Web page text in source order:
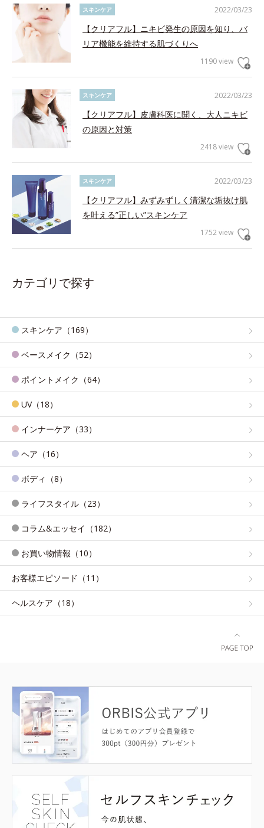
2022/03/23
スキンケア
【クリアフル】ニキビ発生の原因を知り、バ
リア機能を維持する肌づくりへ
1190 view
2022/03/23
スキンケア
【クリアフル】皮膚科医に聞く、大人ニキビ
の原因と対策
2418 view
2022/03/23
スキンケア
【クリアフル】みずみずしく清潔な垢抜け肌
を叶える”正しい”スキンケア
1752 view
カテゴリで探す
スキンケア（169）
ベースメイク（52）
ポイントメイク（64）
UV（18）
インナーケア（33）
ヘア（16）
ボディ（8）
ライフスタイル（23）
コラム&エッセイ（182）
お買い物情報（10）
お客様エピソード（11）
ヘルスケア（18）